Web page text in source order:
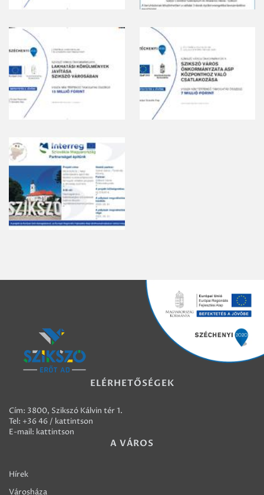
ELÉRHETŐSÉGEK
Cím: 3800, Szikszó Kálvin tér 1.
Tel: +36 46 / kattintson
E-mail: kattintson
A VÁROS
Hírek
Városháza